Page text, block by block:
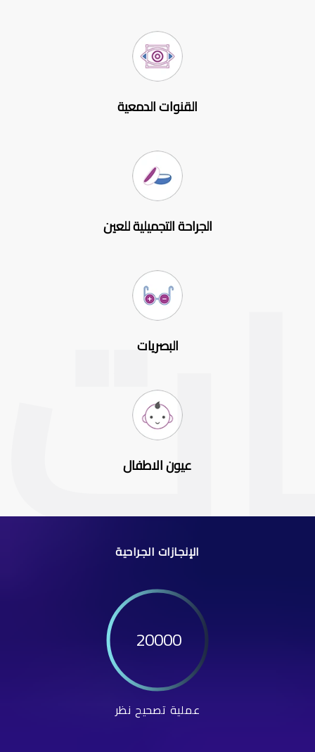
القنوات الدمعية
الجراحة التجميلية للعين
البصريات
عيون الاطفال
الإنجازات الجراحية
20000
عملية تصحيح نظر